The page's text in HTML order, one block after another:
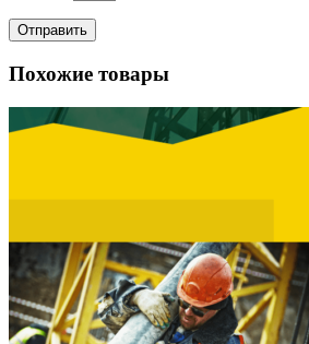
Похожие товары